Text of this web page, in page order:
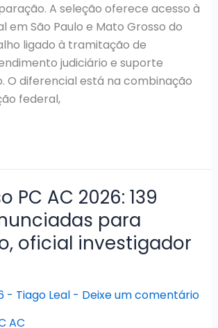
A seleção oferece acesso à
em São Paulo e Mato Grosso do
ligado à tramitação de
judiciário e suporte
O diferencial está na combinação
federal,
PC AC 2026: 139
para
oficial investigador
- Tiago Leal - Deixe um comentário